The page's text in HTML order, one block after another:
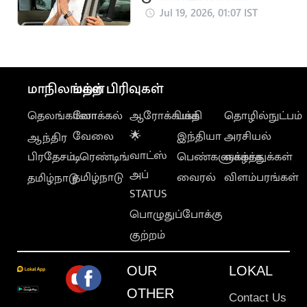
வந்ததும் முதல்
Jul 19, 2026, 01:07 IST
மாநிலங்கள்
தெலங்கானா
ஆந்திர
பிரதேசம்
தமிழ்நாடு
மற்ற பிரிவுகள்
லோக்கல்
வேலை
டிரெண்டிங்
தமிழ்நாடு
ஆரோக்கியம்
🌟
வாட்ஸ்
அப்
STATUS
பொழுதுப்போக்கு
குற்றம்
பக்தி
இந்தியா
பெண்களுக்காக
வைரல்
தொழில்நுட்பம்
அரசியல்
வாழ்த்துக்கள்
விளம்பரங்கள்
OUR
OTHER
LOKAL
Contact Us